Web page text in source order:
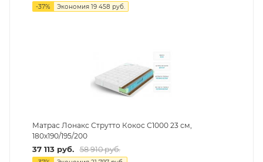
-37% Экономия 19 458 руб.
Матрас Лонакс Струтто Кокос С1000 23 см,
180х190/195/200
37 113руб. 58 910руб.